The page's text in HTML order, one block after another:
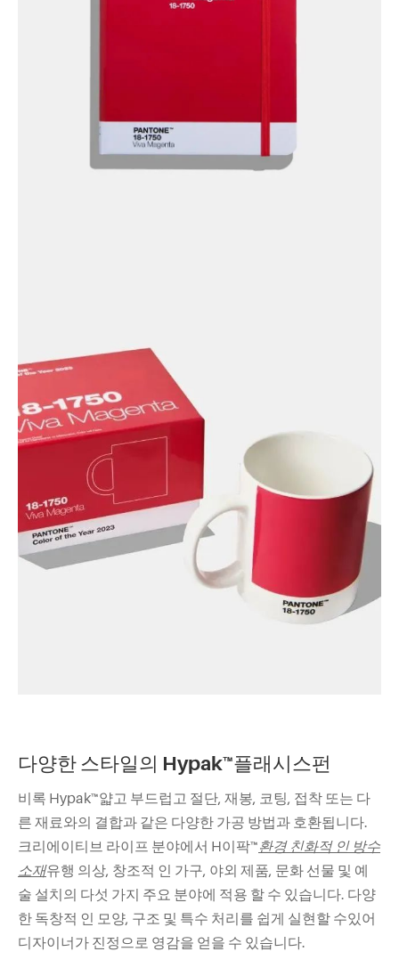
다양한 스타일의 Hypak™플래시스펀
비록 Hypak™얇고 부드럽고 절단, 재봉, 코팅, 접착 또는 다
른 재료와의 결합과 같은 다양한 가공 방법과 호환됩니다.
크리에이티브 라이프 분야에서 H이팍™환경 친화적 인 방수
소재유행 의상, 창조적 인 가구, 야외 제품, 문화 선물 및 예
술 설치의 다섯 가지 주요 분야에 적용 할 수 있습니다. 다양
한 독창적 인 모양, 구조 및 특수 처리를 쉽게 실현할 수있어
디자이너가 진정으로 영감을 얻을 수 있습니다.